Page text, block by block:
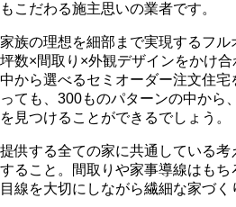
もこだわる施主思いの業者です。
家族の理想を細部まで実現するフル
坪数×間取り×外観デザインをかけ
中から選べるセミオーダー注文住
っても、300ものパターンの中から
を見つけることができるでしょう。
提供する全ての家に共通している
すること。間取りや家事導線はも
目線を大切にしながら繊細な家づく